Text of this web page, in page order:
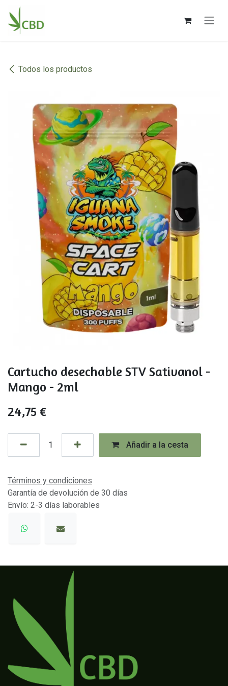
Ir al contenido
Todos los productos
Cartucho desechable STV Sativanol -
Mango - 2ml
24,75 €
Añadir a la cesta
Términos y condiciones
Garantía de devolución de 30 días
Envío: 2-3 días laborables